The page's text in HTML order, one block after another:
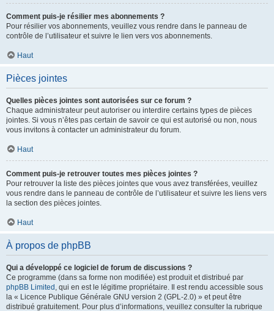
Comment puis-je résilier mes abonnements ?
Pour résilier vos abonnements, veuillez vous rendre dans le panneau de
contrôle de l’utilisateur et suivre le lien vers vos abonnements.
Haut
Pièces jointes
Quelles pièces jointes sont autorisées sur ce forum ?
Chaque administrateur peut autoriser ou interdire certains types de pièces
jointes. Si vous n’êtes pas certain de savoir ce qui est autorisé ou non, nous
vous invitons à contacter un administrateur du forum.
Haut
Comment puis-je retrouver toutes mes pièces jointes ?
Pour retrouver la liste des pièces jointes que vous avez transférées, veuillez
vous rendre dans le panneau de contrôle de l’utilisateur et suivre les liens vers
la section des pièces jointes.
Haut
À propos de phpBB
Qui a développé ce logiciel de forum de discussions ?
Ce programme (dans sa forme non modifiée) est produit et distribué par
phpBB Limited , qui en est le légitime propriétaire. Il est rendu accessible sous
la « Licence Publique Générale GNU version 2 (GPL-2.0) » et peut être
distribué gratuitement. Pour plus d’informations, veuillez consulter la rubrique